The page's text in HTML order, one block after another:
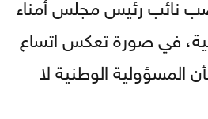
في صورة تعكس اتساع
المسؤولية الوطنية لا